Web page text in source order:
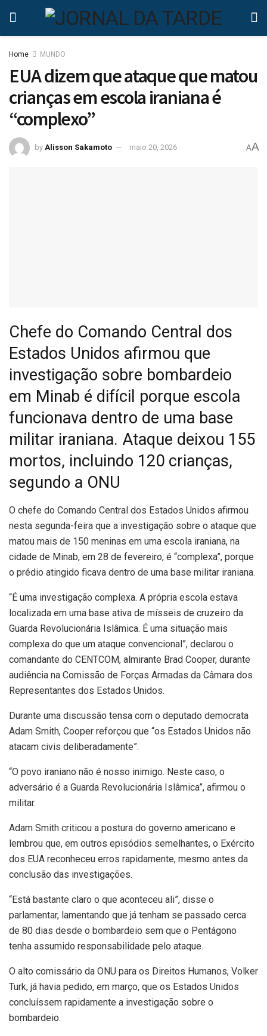
Home MUNDO
EUA dizem que ataque que matou
crianças em escola iraniana é
“complexo”
by Alisson Sakamoto maio 20, 2026 AA
Chefe do Comando Central dos
Estados Unidos afirmou que
investigação sobre bombardeio
em Minab é difícil porque escola
funcionava dentro de uma base
militar iraniana. Ataque deixou 155
mortos, incluindo 120 crianças,
segundo a ONU
O chefe do Comando Central dos Estados Unidos afirmou
nesta segunda-feira que a investigação sobre o ataque que
matou mais de 150 meninas em uma escola iraniana, na
cidade de Minab, em 28 de fevereiro, é “complexa”, porque
o prédio atingido ficava dentro de uma base militar iraniana.
“É uma investigação complexa. A própria escola estava
localizada em uma base ativa de mísseis de cruzeiro da
Guarda Revolucionária Islâmica. É uma situação mais
complexa do que um ataque convencional”, declarou o
comandante do CENTCOM, almirante Brad Cooper, durante
audiência na Comissão de Forças Armadas da Câmara dos
Representantes dos Estados Unidos.
Durante uma discussão tensa com o deputado democrata
Adam Smith, Cooper reforçou que “os Estados Unidos não
atacam civis deliberadamente”.
“O povo iraniano não é nosso inimigo. Neste caso, o
adversário é a Guarda Revolucionária Islâmica”, afirmou o
militar.
Adam Smith criticou a postura do governo americano e
lembrou que, em outros episódios semelhantes, o Exército
dos EUA reconheceu erros rapidamente, mesmo antes da
conclusão das investigações.
“Está bastante claro o que aconteceu ali”, disse o
parlamentar, lamentando que já tenham se passado cerca
de 80 dias desde o bombardeio sem que o Pentágono
tenha assumido responsabilidade pelo ataque.
O alto comissário da ONU para os Direitos Humanos, Volker
Turk, já havia pedido, em março, que os Estados Unidos
concluíssem rapidamente a investigação sobre o
bombardeio.